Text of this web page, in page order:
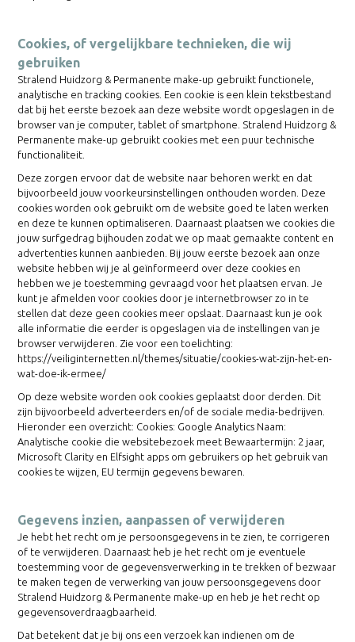
Cookies, of vergelijkbare technieken, die wij
gebruiken
Stralend Huidzorg & Permanente make-up gebruikt functionele,
analytische en tracking cookies. Een cookie is een klein tekstbestand
dat bij het eerste bezoek aan deze website wordt opgeslagen in de
browser van je computer, tablet of smartphone. Stralend Huidzorg &
Permanente make-up gebruikt cookies met een puur technische
functionaliteit.
Deze zorgen ervoor dat de website naar behoren werkt en dat
bijvoorbeeld jouw voorkeursinstellingen onthouden worden. Deze
cookies worden ook gebruikt om de website goed te laten werken
en deze te kunnen optimaliseren. Daarnaast plaatsen we cookies die
jouw surfgedrag bijhouden zodat we op maat gemaakte content en
advertenties kunnen aanbieden. Bij jouw eerste bezoek aan onze
website hebben wij je al geïnformeerd over deze cookies en
hebben we je toestemming gevraagd voor het plaatsen ervan. Je
kunt je afmelden voor cookies door je internetbrowser zo in te
stellen dat deze geen cookies meer opslaat. Daarnaast kun je ook
alle informatie die eerder is opgeslagen via de instellingen van je
browser verwijderen. Zie voor een toelichting:
https://veiliginternetten.nl/themes/situatie/cookies-wat-zijn-het-en-
wat-doe-ik-ermee/
Op deze website worden ook cookies geplaatst door derden. Dit
zijn bijvoorbeeld adverteerders en/of de sociale media-bedrijven.
Hieronder een overzicht: Cookies: Google Analytics Naam:
Analytische cookie die websitebezoek meet Bewaartermijn: 2 jaar,
Microsoft Clarity en Elfsight apps om gebruikers op het gebruik van
cookies te wijzen, EU termijn gegevens bewaren.
Gegevens inzien, aanpassen of verwijderen
Je hebt het recht om je persoonsgegevens in te zien, te corrigeren
of te verwijderen. Daarnaast heb je het recht om je eventuele
toestemming voor de gegevensverwerking in te trekken of bezwaar
te maken tegen de verwerking van jouw persoonsgegevens door
Stralend Huidzorg & Permanente make-up en heb je het recht op
gegevensoverdraagbaarheid.
Dat betekent dat je bij ons een verzoek kan indienen om de